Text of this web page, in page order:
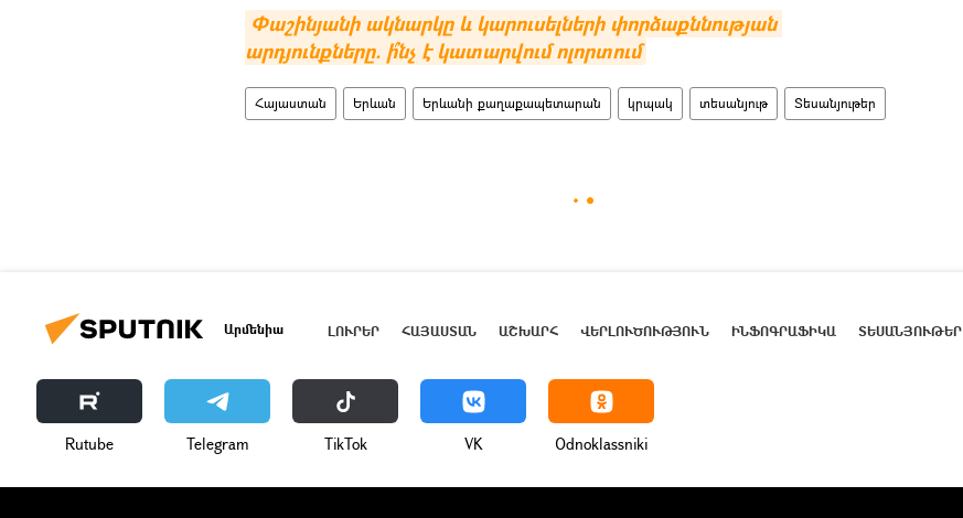
Փաշինյանի ակնարկը և կարուսելների փորձաքննության
արդյունքները. ի՞նչ է կատարվում ոլորտում
Հայաստան Երևան Երևանի քաղաքապետարան կրպակ տեսանյութ Տեսանյութեր
Արմենիա ԼՈՒՐԵՐ ՀԱՅԱՍՏԱՆ ԱՇԽԱՐՀ ՎԵՐԼՈՒԾՈՒԹՅՈՒՆ ԻՆՖՈԳՐԱՖԻԿԱ ՏԵՍԱՆՅՈՒԹԵՐ
Rutube Telegram ТikТоk VK Odnoklassniki